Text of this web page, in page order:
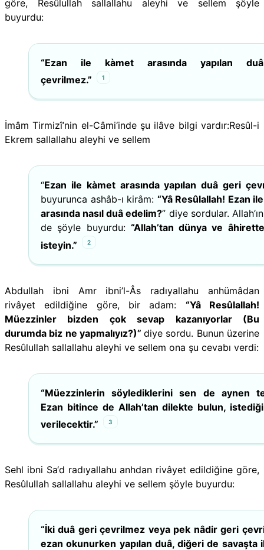
göre, Resûlullah sallallahu aleyhi ve sellem şöyle
buyurdu:
“Ezan ile kàmet arasında yapılan
çevrilmez.”
1
İmâm Tirmizî’nin el-Câmi‘inde şu ilâve bilgi vardır:Resûl-i
Ekrem sallallahu aleyhi ve sellem
“Ezan ile kàmet arasında yapılan duâ geri
buyurunca ashâb-ı kirâm: “Yâ Resûlallah! Ezan
arasında nasıl duâ edelim?” diye sordular.
de şöyle buyurdu: “Allah’tan dünya ve
isteyin.”
2
Abdullah ibni Amr ibni’l-Âs radıyallahu anhümâdan
rivâyet edildiğine göre, bir adam: “Yâ Resûlallah!
Müezzinler bizden çok sevap kazanıyorlar (Bu
durumda biz ne yapmalıyız?)”diye sordu. Bunun üzerine
Resûlullah sallallahu aleyhi ve sellem ona şu cevabı verdi:
“Müezzinlerin söylediklerini sen de aynen
Ezan bitince de Allah’tan dilekte bulun,
verilecektir.”
3
Sehl ibni Sa‘d radıyallahu anhdan rivâyet edildiğine göre,
Resûlullah sallallahu aleyhi ve sellem şöyle buyurdu:
“İki duâ geri çevrilmez veya pek nâdir geri
ezan okunurken yapılan duâ, diğeri de savaşta